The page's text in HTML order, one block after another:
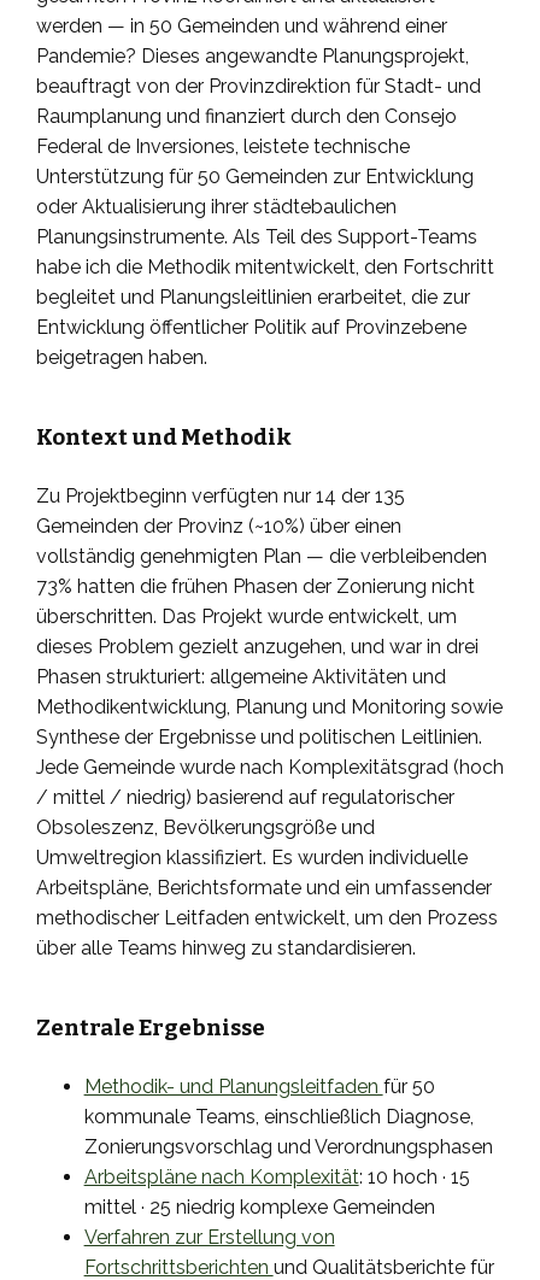
werden — in 50 Gemeinden und während einer
Pandemie? Dieses angewandte Planungsprojekt,
beauftragt von der Provinzdirektion für Stadt- und
Raumplanung und finanziert durch den Consejo
Federal de Inversiones, leistete technische
Unterstützung für 50 Gemeinden zur Entwicklung
oder Aktualisierung ihrer städtebaulichen
Planungsinstrumente. Als Teil des Support-Teams
habe ich die Methodik mitentwickelt, den Fortschritt
begleitet und Planungsleitlinien erarbeitet, die zur
Entwicklung öffentlicher Politik auf Provinzebene
beigetragen haben.
Kontext und Methodik
Zu Projektbeginn verfügten nur 14 der 135
Gemeinden der Provinz (~10%) über einen
vollständig genehmigten Plan — die verbleibenden
73% hatten die frühen Phasen der Zonierung nicht
überschritten. Das Projekt wurde entwickelt, um
dieses Problem gezielt anzugehen, und war in drei
Phasen strukturiert: allgemeine Aktivitäten und
Methodikentwicklung, Planung und Monitoring sowie
Synthese der Ergebnisse und politischen Leitlinien.
Jede Gemeinde wurde nach Komplexitätsgrad (hoch
/ mittel / niedrig) basierend auf regulatorischer
Obsoleszenz, Bevölkerungsgröße und
Umweltregion klassifiziert. Es wurden individuelle
Arbeitspläne, Berichtsformate und ein umfassender
methodischer Leitfaden entwickelt, um den Prozess
über alle Teams hinweg zu standardisieren.
Zentrale Ergebnisse
Methodik- und Planungsleitfaden für 50
kommunale Teams, einschließlich Diagnose,
Zonierungsvorschlag und Verordnungsphasen
Arbeitspläne nach Komplexität: 10 hoch · 15
mittel · 25 niedrig komplexe Gemeinden
Verfahren zur Erstellung von
Fortschrittsberichten und Qualitätsberichte für